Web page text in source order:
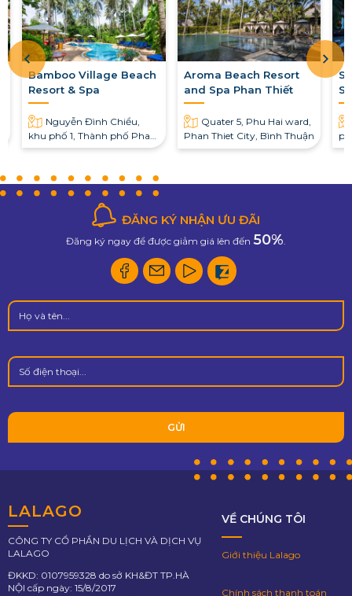
Bamboo Village Beach
Resort & Spa
Nguyễn Đình Chiểu,
khu phố 1, Thành phố Phan
Thiết, Bình Thuận
Aroma Beach Resort
and Spa Phan Thiết
Quater 5, Phu Hai ward,
Phan Thiet City, Bình Thuận
ĐĂNG KÝ NHẬN ƯU ĐÃI
Đăng ký ngay để được giảm giá lên đến 50%.
LALAGO
CÔNG TY CỔ PHẦN DU LỊCH VÀ DỊCH VỤ
LALAGO
ĐKKD: 0107959328 do sở KH&ĐT TP.HÀ
NỘI cấp ngày: 15/8/2017
VỀ CHÚNG TÔI
Giới thiệu Lalago
Chính sách thanh toán